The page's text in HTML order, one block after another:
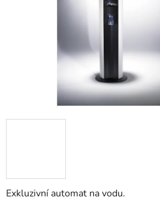
Exkluzivní automat na vodu.